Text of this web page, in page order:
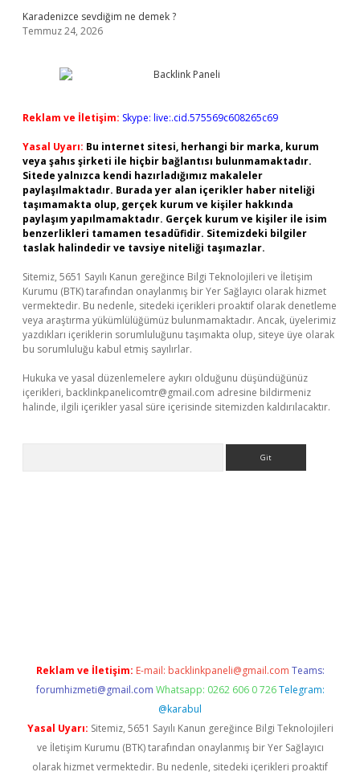
Karadenizce sevdiğim ne demek ?
Temmuz 24, 2026
Reklam ve İletişim: Skype: live:.cid.575569c608265c69
Yasal Uyarı: Bu internet sitesi, herhangi bir marka, kurum
veya şahıs şirketi ile hiçbir bağlantısı bulunmamaktadır.
Sitede yalnızca kendi hazırladığımız makaleler
paylaşılmaktadır. Burada yer alan içerikler haber niteliği
taşımamakta olup, gerçek kurum ve kişiler hakkında
paylaşım yapılmamaktadır. Gerçek kurum ve kişiler ile isim
benzerlikleri tamamen tesadüfidir. Sitemizdeki bilgiler
taslak halindedir ve tavsiye niteliği taşımazlar.
Sitemiz, 5651 Sayılı Kanun gereğince Bilgi Teknolojileri ve İletişim
Kurumu (BTK) tarafından onaylanmış bir Yer Sağlayıcı olarak hizmet
vermektedir. Bu nedenle, sitedeki içerikleri proaktif olarak denetleme
veya araştırma yükümlülüğümüz bulunmamaktadır. Ancak, üyelerimiz
yazdıkları içeriklerin sorumluluğunu taşımakta olup, siteye üye olarak
bu sorumluluğu kabul etmiş sayılırlar.
Hukuka ve yasal düzenlemelere aykırı olduğunu düşündüğünüz
içerikleri, backlinkpanelicomtr@gmail.com adresine bildirmeniz
halinde, ilgili içerikler yasal süre içerisinde sitemizden kaldırılacaktır.
Reklam ve İletişim: E-mail: backlinkpaneli@gmail.com Teams:
forumhizmeti@gmail.com Whatsapp: 0262 606 0 726 Telegram:
@karabul
Yasal Uyarı: Sitemiz, 5651 Sayılı Kanun gereğince Bilgi Teknolojileri
ve İletişim Kurumu (BTK) tarafından onaylanmış bir Yer Sağlayıcı
olarak hizmet vermektedir. Bu nedenle, sitedeki içerikleri proaktif